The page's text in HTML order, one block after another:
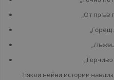
„От пръв
„Горещ
Някои нейни истории